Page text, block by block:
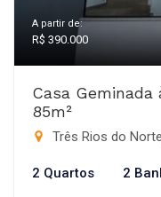
A partir de:
R$ 390.000
Casa Geminada
85m²
Três Rios do
2 Quartos 2